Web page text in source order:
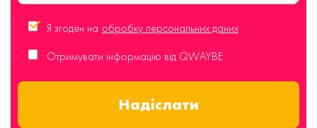
Я згоден на обробку персональних даних
Отримувати інформацію від QWAYBE
Надіслати